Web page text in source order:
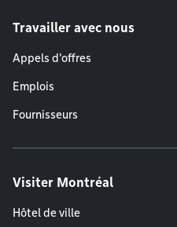
Travailler avec nous
Appels d'offres
Emplois
Fournisseurs
Visiter Montréal
Hôtel de ville